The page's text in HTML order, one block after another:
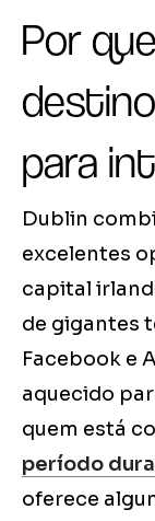
Por
para
Dublin
excelentes
capital
de gigantes
Facebook e
aquecido
quem está
período
oferece